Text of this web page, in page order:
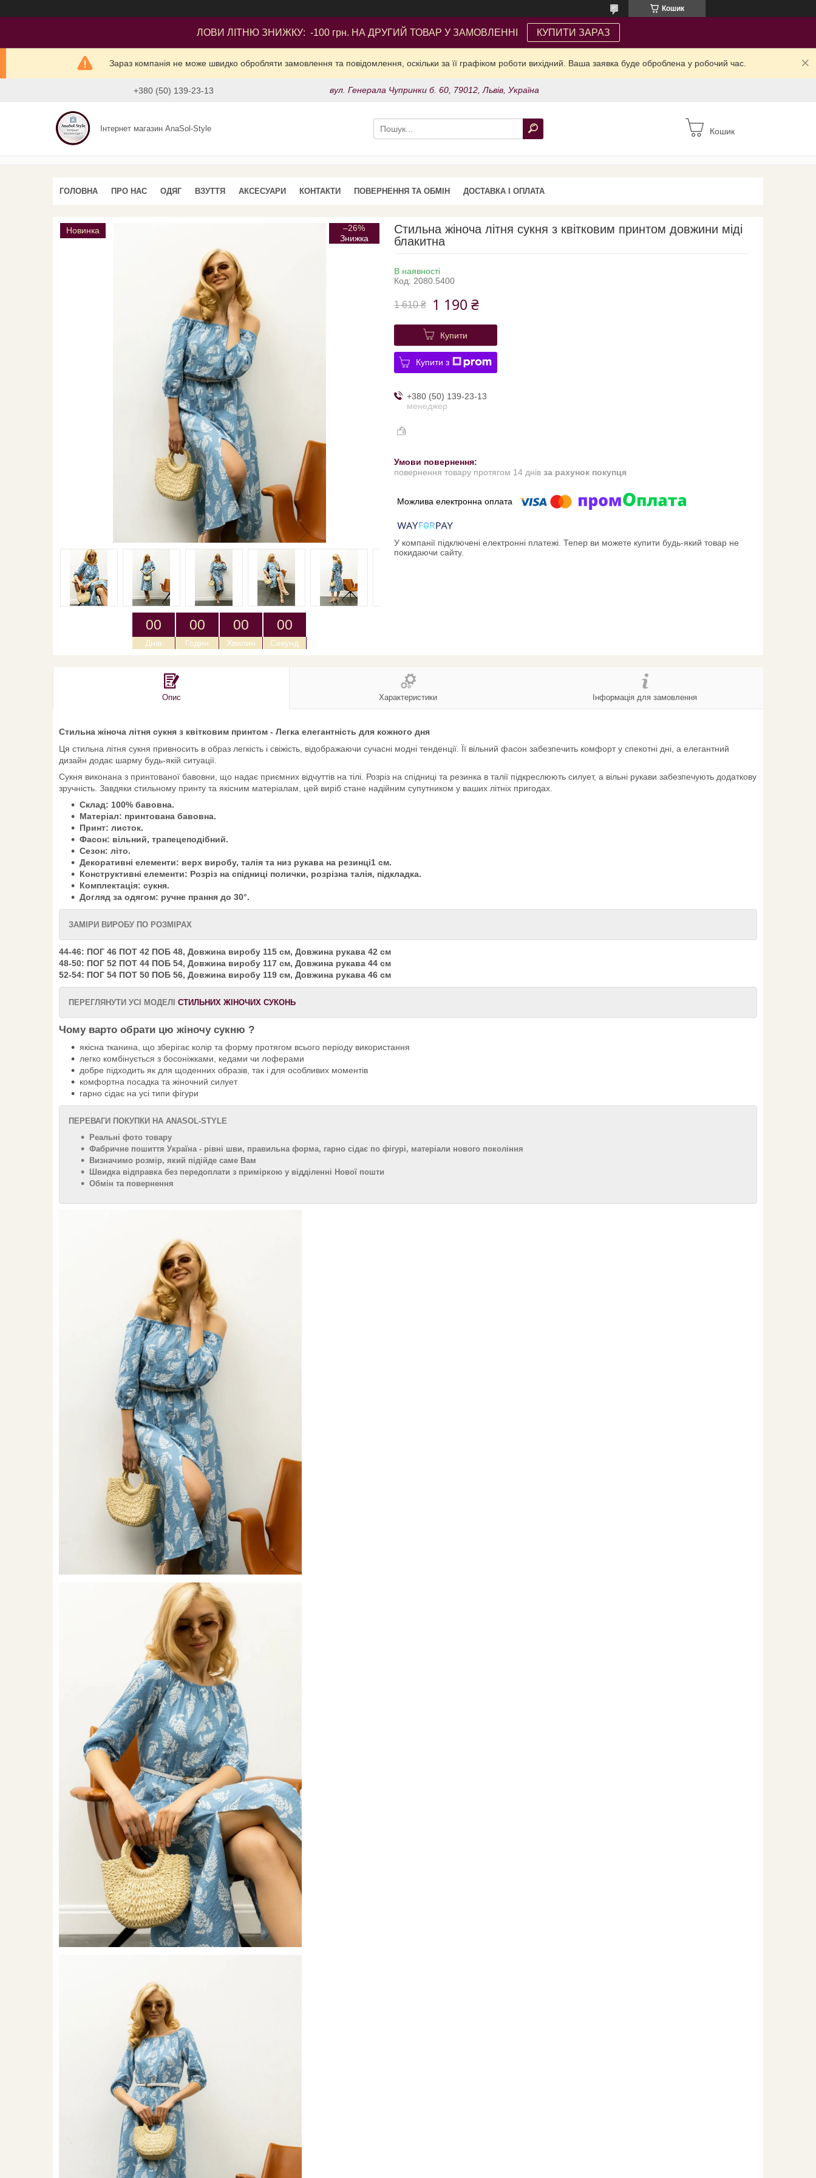
Кошик
ЛОВИ ЛІТНЮ ЗНИЖКУ: -100 грн. НА ДРУГИЙ ТОВАР У ЗАМОВЛЕННІ КУПИТИ ЗАРАЗ
Зараз компанія не може швидко обробляти замовлення та повідомлення, оскільки за її графіком роботи вихідний. Ваша заявка буде оброблена у робочий час.
+380 (50) 139-23-13 вул. Генерала Чупринки б. 60, 79012, Львів, Україна
Інтернет магазин AnaSol-Style Кошик
ГОЛОВНА ПРО НАС ОДЯГ ВЗУТТЯ АКСЕСУАРИ КОНТАКТИ ПОВЕРНЕННЯ ТА ОБМІН ДОСТАВКА І ОПЛАТА
Новинка –26%
00
Днів
00
Годин
00
Хвилин
00
Секунд
Стильна жіноча літня сукня з квітковим принтом довжини міді
блакитна
В наявності
Код: 2080.5400
1 610 ₴ 1 190 ₴
Купити
Купити з
+380 (50) 139-23-13
менеджер
повернення товару протягом 14 днів за рахунок покупця
У компанії підключені електронні платежі. Тепер ви можете купити будь-який товар не
покидаючи сайту.
Опис Характеристики Інформація для замовлення
Стильна жіноча літня сукня з квітковим принтом - Легка елегантність для кожного дня
Ця стильна літня сукня привносить в образ легкість і свіжість, відображаючи сучасні модні тенденції. Її вільний фасон забезпечить комфорт у спекотні дні, а елегантний
дизайн додає шарму будь-якій ситуації.
Сукня виконана з принтованої бавовни, що надає приємних відчуттів на тілі. Розріз на спідниці та резинка в талії підкреслюють силует, а вільні рукави забезпечують додаткову
зручність. Завдяки стильному принту та якісним матеріалам, цей виріб стане надійним супутником у ваших літніх пригодах.
Склад: 100% бавовна.
Матеріал: принтована бавовна.
Принт: листок.
Фасон: вільний, трапецеподібний.
Сезон: літо.
Декоративні елементи: верх виробу, талія та низ рукава на резинці1 см.
Конструктивні елементи: Розріз на спідниці полички, розрізна талія, підкладка.
Комплектація: сукня.
Догляд за одягом: ручне прання до 30°.
ЗАМІРИ ВИРОБУ ПО РОЗМІРАХ
44-46: ПОГ 46 ПОТ 42 ПОБ 48, Довжина виробу 115 см, Довжина рукава 42 см
48-50: ПОГ 52 ПОТ 44 ПОБ 54, Довжина виробу 117 см, Довжина рукава 44 см
52-54: ПОГ 54 ПОТ 50 ПОБ 56, Довжина виробу 119 см, Довжина рукава 46 см
ПЕРЕГЛЯНУТИ УСІ МОДЕЛІ СТИЛЬНИХ ЖІНОЧИХ СУКОНЬ
Чому варто обрати цю жіночу сукню ?
якісна тканина, що зберігає колір та форму протягом всього періоду використання
легко комбінується з босоніжками, кедами чи лоферами
добре підходить як для щоденних образів, так і для особливих моментів
комфортна посадка та жіночний силует
гарно сідає на усі типи фігури
ПЕРЕВАГИ ПОКУПКИ НА ANASOL-STYLE
Реальні фото товару
Фабричне пошиття Україна - рівні шви, правильна форма, гарно сідає по фігурі, матеріали нового покоління
Визначимо розмір, який підійде саме Вам
Швидка відправка без передоплати з приміркою у відділенні Нової пошти
Обмін та повернення